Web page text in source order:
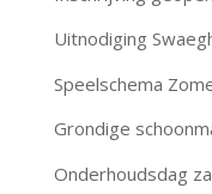
Uitnodiging
Speelschema
Grondige
Onderhoudsdag